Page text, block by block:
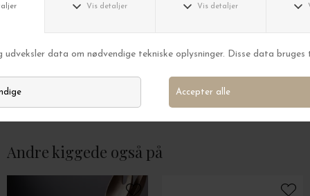
Lampeskærm Rispapir Rica, Hvid Ø:70*46 - Hent selv
DKK 399,00
DKK 199,95
Andre kiggede også på